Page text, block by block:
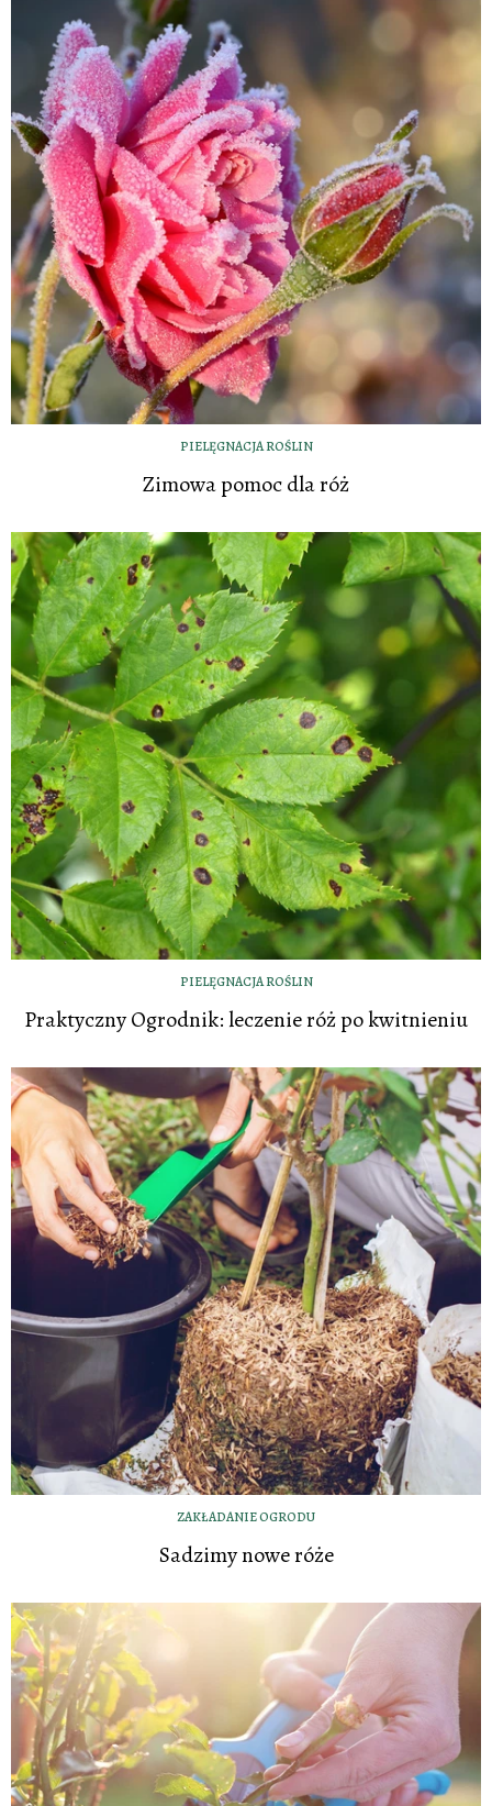
PIELĘGNACJA ROŚLIN
Zimowa pomoc dla róż
PIELĘGNACJA ROŚLIN
Praktyczny Ogrodnik: leczenie róż po kwitnieniu
ZAKŁADANIE OGRODU
Sadzimy nowe róże